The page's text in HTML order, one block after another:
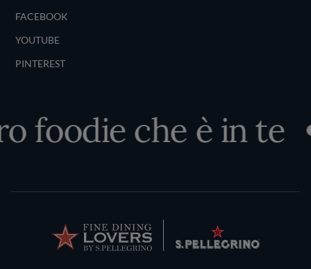
FACEBOOK
YOUTUBE
PINTEREST
che è in te